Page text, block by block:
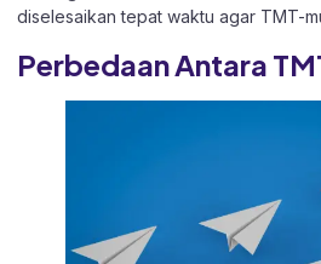
diselesaikan tepat waktu agar TMT-
Perbedaan Antara